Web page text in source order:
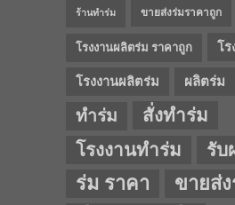
ร้านทำร่ม ขายส่งร่มราคาถูก
โรงงานผลิตร่ม ราคาถูก โร
โรงงานผลิตร่ม ผลิตร่ม
ทำร่ม
สั่งทำร่ม
โรงงานทำร่ม
รับ
ร่ม ราคา ขายส่